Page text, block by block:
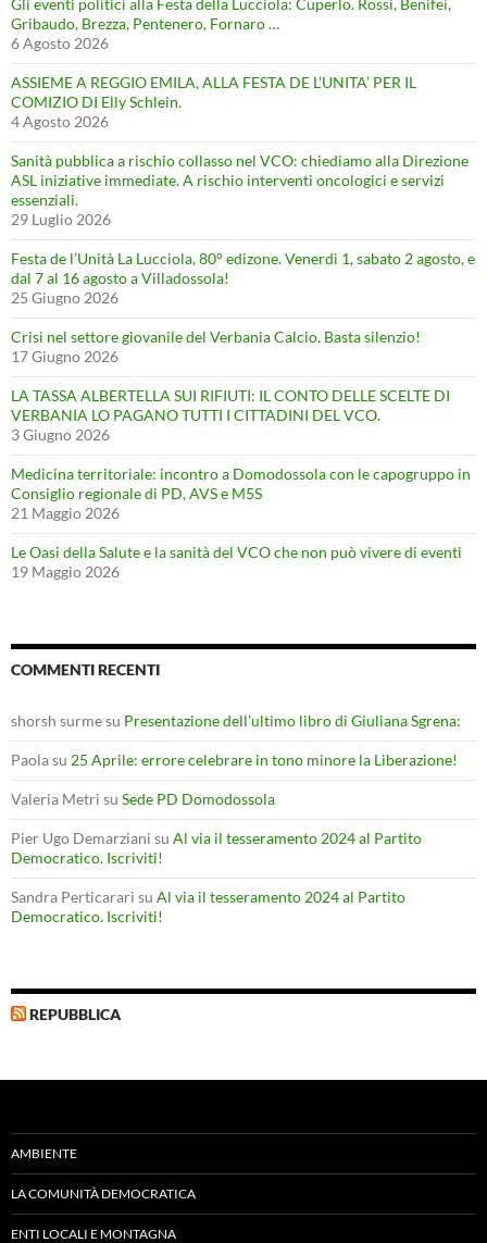
Gli eventi politici alla Festa della Lucciola: Cuperlo. Rossi, Benifei,
Gribaudo, Brezza, Pentenero, Fornaro …
6 Agosto 2026
ASSIEME A REGGIO EMILA, ALLA FESTA DE L’UNITA’ PER IL
COMIZIO DI Elly Schlein.
4 Agosto 2026
Sanità pubblica a rischio collasso nel VCO: chiediamo alla Direzione
ASL iniziative immediate. A rischio interventi oncologici e servizi
essenziali.
29 Luglio 2026
Festa de l’Unità La Lucciola, 80° edizone. Venerdì 1, sabato 2 agosto, e
dal 7 al 16 agosto a Villadossola!
25 Giugno 2026
Crisi nel settore giovanile del Verbania Calcio. Basta silenzio!
17 Giugno 2026
LA TASSA ALBERTELLA SUI RIFIUTI: IL CONTO DELLE SCELTE DI
VERBANIA LO PAGANO TUTTI I CITTADINI DEL VCO.
3 Giugno 2026
Medicina territoriale: incontro a Domodossola con le capogruppo in
Consiglio regionale di PD, AVS e M5S
21 Maggio 2026
Le Oasi della Salute e la sanità del VCO che non può vivere di eventi
19 Maggio 2026
COMMENTI RECENTI
shorsh surmesu Presentazione dell’ultimo libro di Giuliana Sgrena:
Paolasu 25 Aprile: errore celebrare in tono minore la Liberazione!
Valeria Metri su Sede PD Domodossola
Pier Ugo Demarziani su Al via il tesseramento 2024 al Partito
Democratico. Iscriviti!
Sandra Perticarari su Al via il tesseramento 2024 al Partito
Democratico. Iscriviti!
REPUBBLICA
AMBIENTE
LA COMUNITÀ DEMOCRATICA
ENTI LOCALI E MONTAGNA